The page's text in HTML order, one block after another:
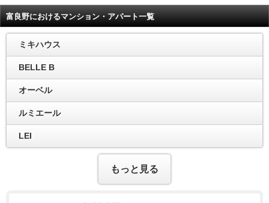
富良野におけるマンション・アパート一覧
ミキハウス
BELLE B
オーベル
ルミエール
LEI
もっと見る